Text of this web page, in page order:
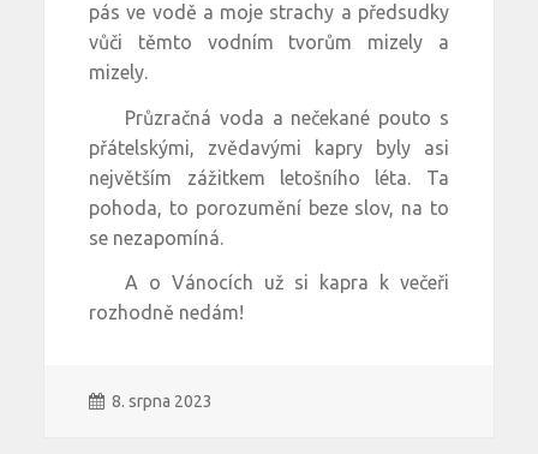
pás ve vodě a moje strachy a předsudky
vůči těmto vodním tvorům mizely a
mizely.
Průzračná voda a nečekané pouto s
přátelskými, zvědavými kapry byly asi
největším zážitkem letošního léta. Ta
pohoda, to porozumění beze slov, na to
se nezapomíná.
A o Vánocích už si kapra k večeři
rozhodně nedám!
8. srpna 2023